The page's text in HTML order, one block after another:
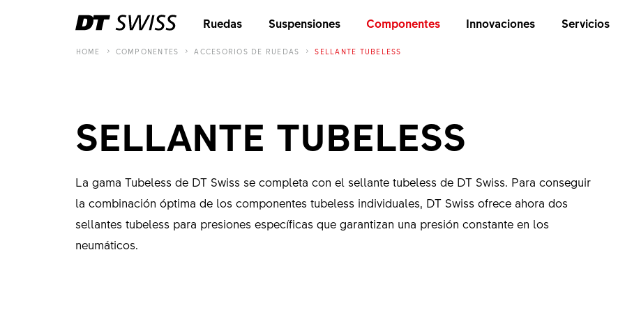
Ruedas Suspensiones Componentes Innovaciones Servicios
HOME COMPONENTES ACCESORIOS DE RUEDAS SELLANTE TUBELESS
SELLANTE TUBELESS
La gama Tubeless de DT Swiss se completa con el sellante tubeless de DT Swiss. Para conseguir
la combinación óptima de los componentes tubeless individuales, DT Swiss ofrece ahora dos
sellantes tubeless para presiones específicas que garantizan una presión constante en los
neumáticos.